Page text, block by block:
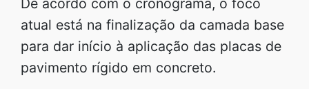
De acordo com o cronograma, o foco
atual está na finalização da camada base
para dar início à aplicação das placas de
pavimento rígido em concreto.